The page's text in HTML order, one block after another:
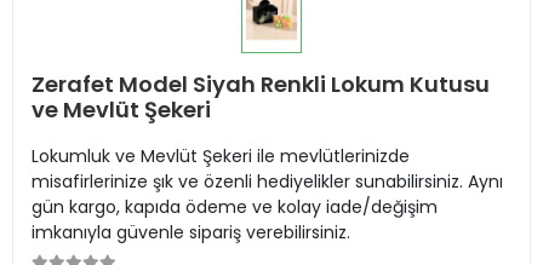
Zerafet Model Siyah Renkli Lokum Kutusu
ve Mevlüt Şekeri
Lokumluk ve Mevlüt Şekeri ile mevlütlerinizde
misafirlerinize şık ve özenli hediyelikler sunabilirsiniz. Aynı
gün kargo, kapıda ödeme ve kolay iade/değişim
imkanıyla güvenle sipariş verebilirsiniz.